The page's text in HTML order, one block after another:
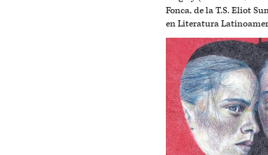
Fonca, de la T.S. Eliot
en Literatura